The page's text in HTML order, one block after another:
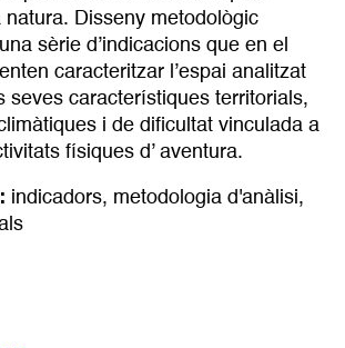
natura. Disseny metodològic
sèrie d’indicacions que en el
caracteritzar l’espai analitzat
seves característiques territorials,
i de dificultat vinculada a
físiques d’ aventura.
indicadors, metodologia d'anàlisi,